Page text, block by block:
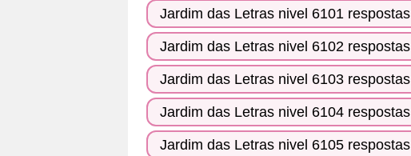
letras
do
quebra-
cabeça:
Jardim das Letras nivel 6101 respostas
Jardim das Letras nivel 6102 respostas
Jardim das Letras nivel 6103 respostas
Jardim das Letras nivel 6104 respostas
Jardim das Letras nivel 6105 respostas